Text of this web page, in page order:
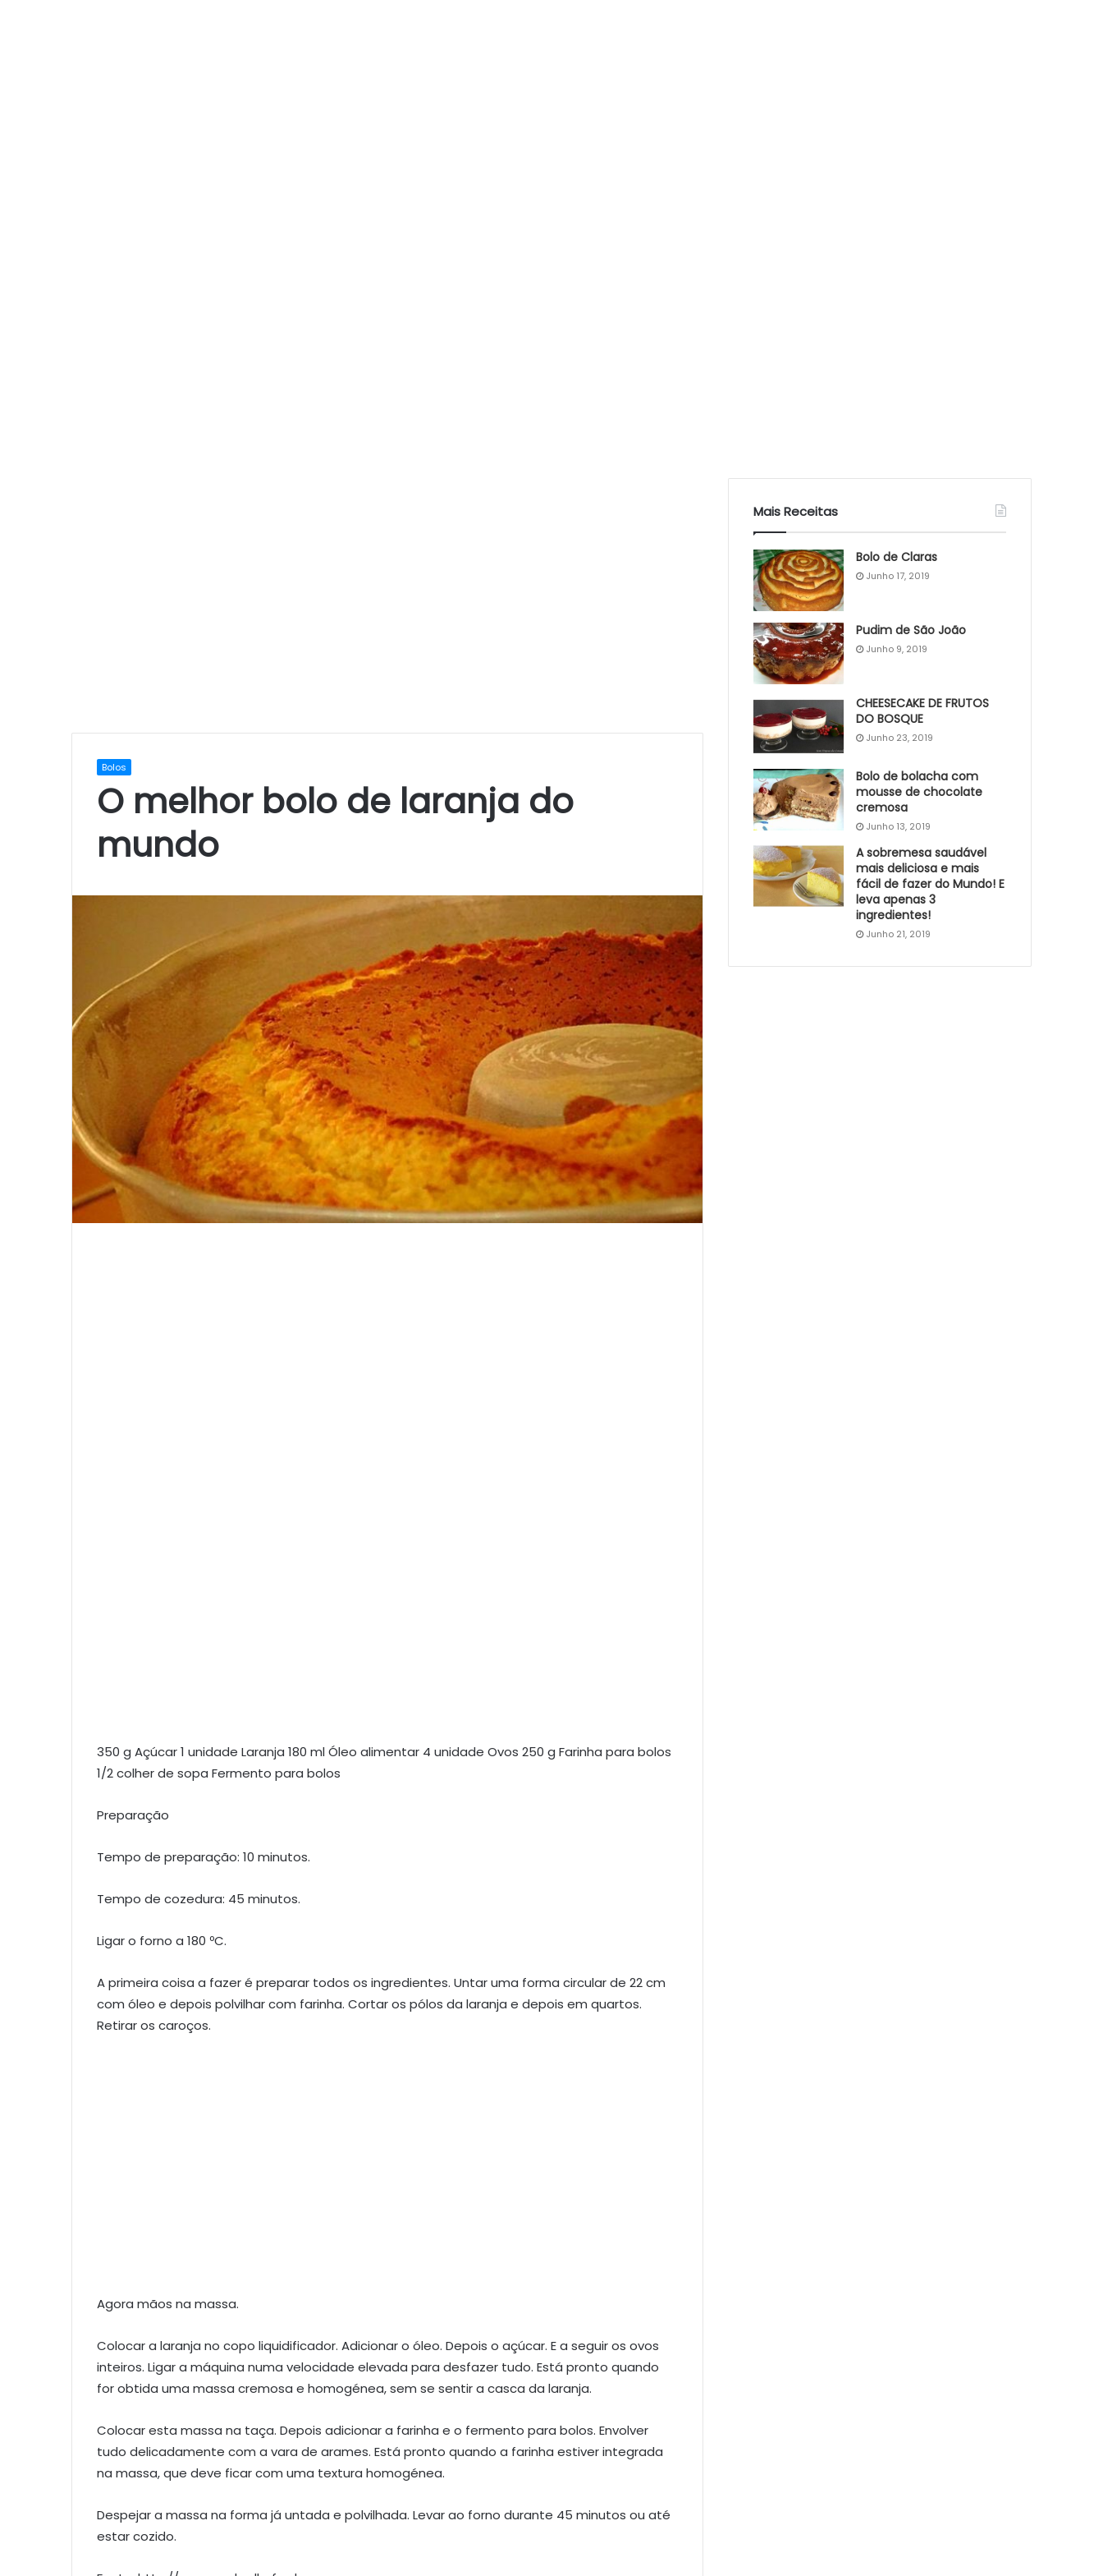
Bolos
O melhor bolo de laranja do
mundo
350 g Açúcar 1 unidade Laranja 180 ml Óleo alimentar 4 unidade Ovos 250 g Farinha para bolos
1/2 colher de sopa Fermento para bolos
Preparação
Tempo de preparação: 10 minutos.
Tempo de cozedura: 45 minutos.
Ligar o forno a 180 ºC.
A primeira coisa a fazer é preparar todos os ingredientes. Untar uma forma circular de 22 cm
com óleo e depois polvilhar com farinha. Cortar os pólos da laranja e depois em quartos.
Retirar os caroços.
Agora mãos na massa.
Colocar a laranja no copo liquidificador. Adicionar o óleo. Depois o açúcar. E a seguir os ovos
inteiros. Ligar a máquina numa velocidade elevada para desfazer tudo. Está pronto quando
for obtida uma massa cremosa e homogénea, sem se sentir a casca da laranja.
Colocar esta massa na taça. Depois adicionar a farinha e o fermento para bolos. Envolver
tudo delicadamente com a vara de arames. Está pronto quando a farinha estiver integrada
na massa, que deve ficar com uma textura homogénea.
Despejar a massa na forma já untada e polvilhada. Levar ao forno durante 45 minutos ou até
estar cozido.
Mais Receitas
Bolo de Claras
Junho 17, 2019
Pudim de São João
Junho 9, 2019
CHEESECAKE DE FRUTOS
DO BOSQUE
Junho 23, 2019
Bolo de bolacha com
mousse de chocolate
cremosa
Junho 13, 2019
A sobremesa saudável
mais deliciosa e mais
fácil de fazer do Mundo! E
leva apenas 3
ingredientes!
Junho 21, 2019